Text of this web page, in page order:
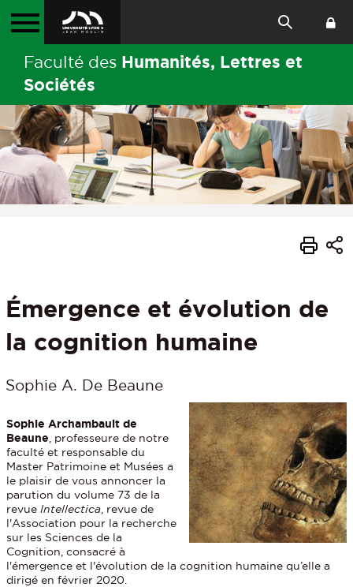
Faculté des Humanités, Lettres et
Sociétés
Émergence et évolution de
la cognition humaine
Sophie A. De Beaune
Sophie Archambault de
Beaune , professeure de notre
faculté et responsable du
Master Patrimoine et Musées a
le plaisir de vous annoncer la
parution du volume 73 de la
revue Intellectica , revue de
l'Association pour la recherche
sur les Sciences de la
Cognition, consacré à
l'émergence et l'évolution de la cognition humaine qu’elle a
dirigé en février 2020.